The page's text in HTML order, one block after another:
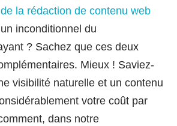
la rédaction de contenu web
inconditionnel du
? Sachez que ces deux
Mieux ! Saviez-
visibilité naturelle et un contenu
votre coût par
dans notre